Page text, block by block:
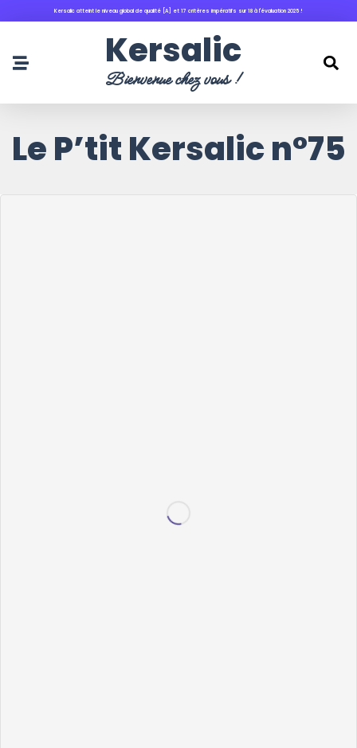
principalKersalic atteint le niveau global de qualité [A] et 17 critères impératifs sur 18 à l'évaluation 2025 !
Kersalic
Bienvenue chez vous !
Le P’tit Kersalic n°75